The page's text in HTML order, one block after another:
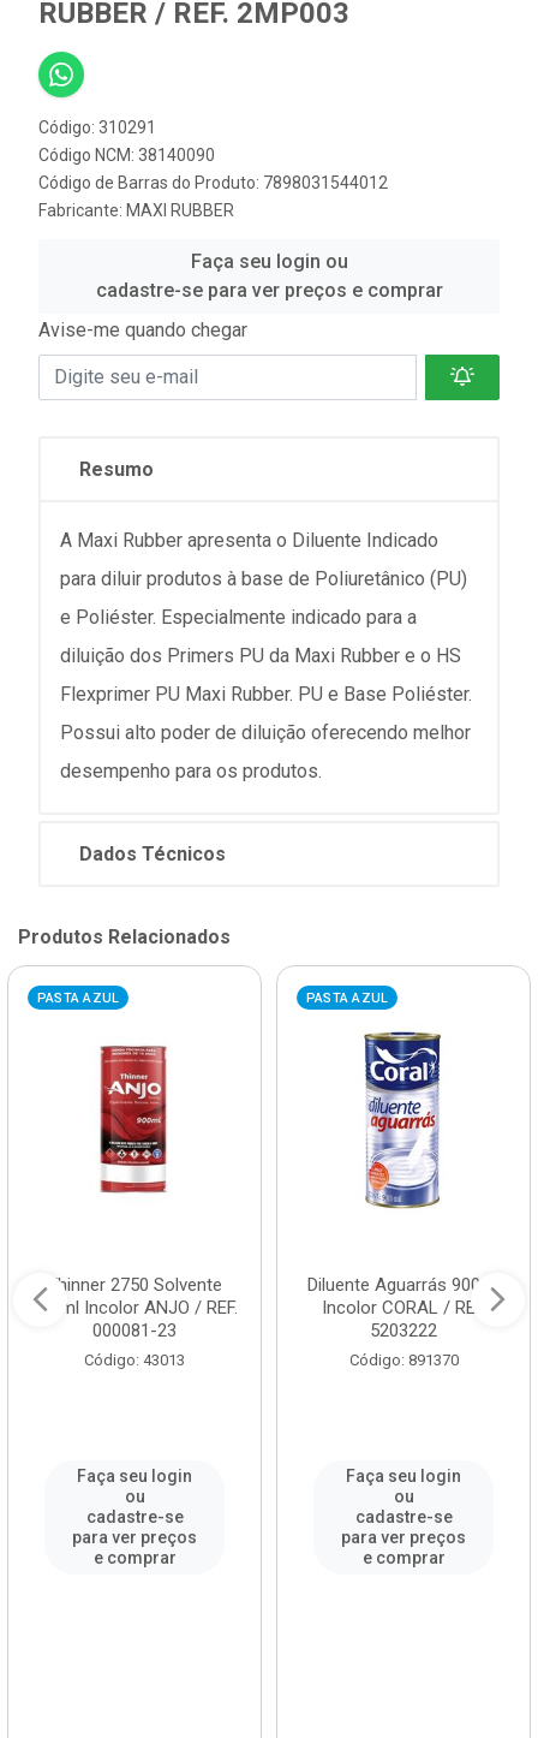
RUBBER / REF. 2MP003
Código: 310291
Código NCM: 38140090
Código de Barras do Produto: 7898031544012
Fabricante: MAXI RUBBER
Faça seu login ou
cadastre-se para ver preços e comprar
Avise-me quando chegar
Resumo
A Maxi Rubber apresenta o Diluente Indicado
para diluir produtos à base de Poliuretânico (PU)
e Poliéster. Especialmente indicado para a
diluição dos Primers PU da Maxi Rubber e o HS
Flexprimer PU Maxi Rubber. PU e Base Poliéster.
Possui alto poder de diluição oferecendo melhor
desempenho para os produtos.
Dados Técnicos
Produtos Relacionados
PASTA AZUL
Thinner 2750 Solvente
900ml Incolor ANJO / REF.
000081-23
Código: 43013
Faça seu login
ou
cadastre-se
para ver preços
e comprar
PASTA AZUL
Diluente Aguarrás 900ml
Incolor CORAL / REF.
5203222
Código: 891370
Faça seu login
ou
cadastre-se
para ver preços
e comprar